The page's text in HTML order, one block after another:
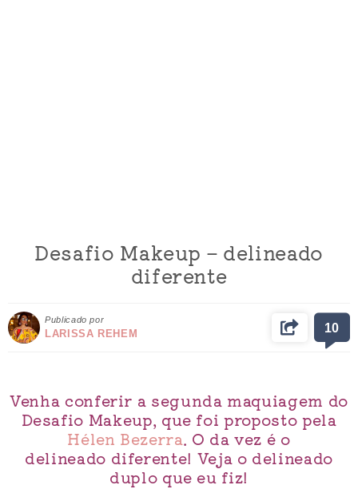
Desafio Makeup – delineado
diferente
Publicado por
LARISSA REHEM 10
Venha conferir a segunda maquiagem do
Desafio Makeup, que foi proposto pela
Hélen Bezerra. O da vez é o
delineado diferente! Veja o delineado
duplo que eu fiz!